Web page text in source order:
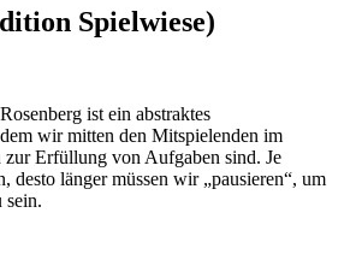
Spielwiese)
ist ein abstraktes
wir mitten den Mitspielenden im
zur Erfüllung von Aufgaben sind. Je
desto länger müssen wir „pausieren“, um
sein.